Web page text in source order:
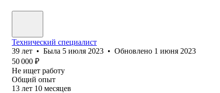
Технический специалист
39 лет • Была 5 июля 2023 • Обновлено 1 июня 2023
50 000 ₽
Не ищет работу
Общий опыт
13 лет 10 месяцев